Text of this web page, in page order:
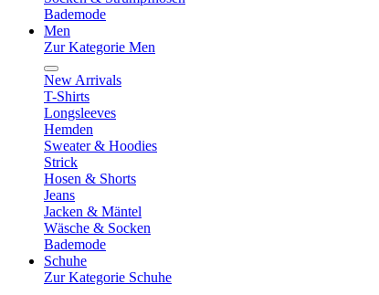
Bademode
Men
Zur Kategorie Men
New Arrivals
T-Shirts
Longsleeves
Hemden
Sweater & Hoodies
Strick
Hosen & Shorts
Jeans
Jacken & Mäntel
Wäsche & Socken
Bademode
Schuhe
Zur Kategorie Schuhe